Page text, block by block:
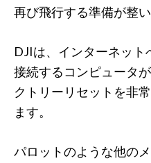
再び飛行する準備が整い
DJIは、インターネット
接続するコンピュータ
クトリーリセットを非
ます。
パロットのような他の